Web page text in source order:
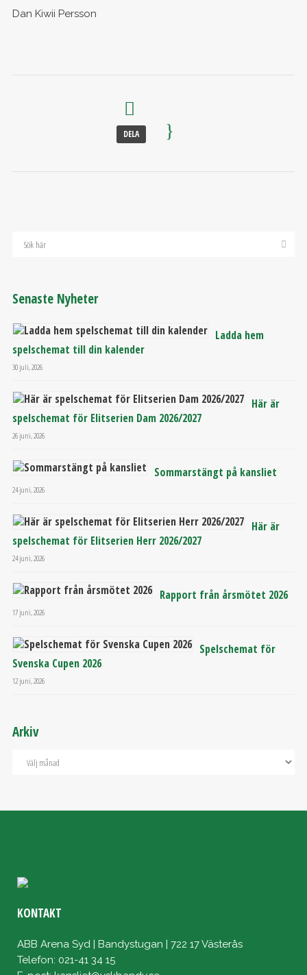
Dan Kiwii Persson
DELA
Senaste Nyheter
Ladda hem
spelschemat till din kalender
30 juli, 2026
Här är
spelschemat för Elitserien Dam 2026/2027
26 juni, 2026
Sommarstängt på kansliet
24 juni, 2026
Här är
spelschemat för Elitserien Herr 2026/2027
24 juni, 2026
Rapport från årsmötet 2026
17 juni, 2026
Spelschemat för
Svenska Cupen 2026
12 juni, 2026
Arkiv
KONTAKT
ABB Arena Syd | Bandystugan | 722 17 Västerås
Telefon: 021-41 34 15